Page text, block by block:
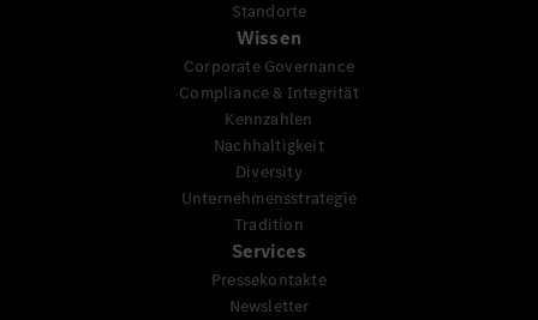
Standorte
Wissen
Corporate Governance
Compliance & Integrität
Kennzahlen
Nachhaltigkeit
Diversity
Unternehmensstrategie
Tradition
Services
Pressekontakte
Newsletter